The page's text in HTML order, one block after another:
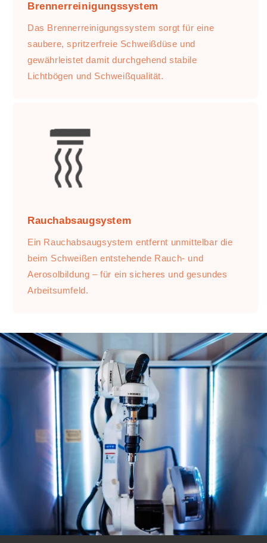
Brennerreinigungssystem
Das Brennerreinigungssystem sorgt für eine
saubere, spritzerfreie Schweißdüse und
gewährleistet damit durchgehend stabile
Lichtbögen und Schweißqualität.
Rauchabsaugsystem
Ein Rauchabsaugsystem entfernt unmittelbar die
beim Schweißen entstehende Rauch- und
Aerosolbildung – für ein sicheres und gesundes
Arbeitsumfeld.